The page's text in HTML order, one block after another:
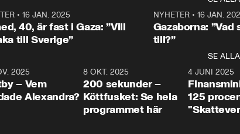
till svars.
Thand Ring
• 16 JAN. 2025
40, är fast i Gaza: ”Vill
till Sverige”
NYHETER• 16 JAN.
Gazaborna:
till?”
SE ALLA
31:05
2025
– Vem
Alexandra?
4:29
8 OKT. 2025
200 sekunder –
Köttfusket: Se hela
programmet här
4 JUNI 2025
125